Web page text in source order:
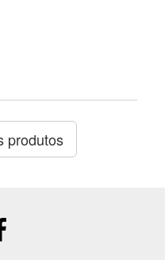
produtos